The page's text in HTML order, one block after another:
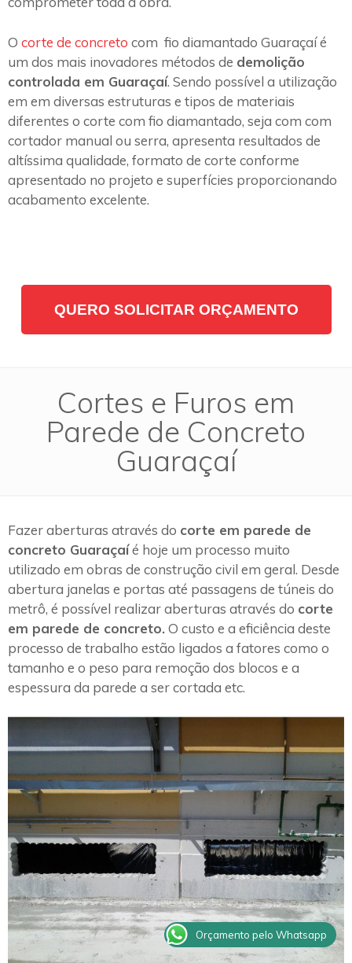
O corte de concreto com fio diamantado Guaraçaí é
um dos mais inovadores métodos de demolição
controlada em Guaraçaí. Sendo possível a utilização
em em diversas estruturas e tipos de materiais
diferentes o corte com fio diamantado, seja com com
cortador manual ou serra, apresenta resultados de
altíssima qualidade, formato de corte conforme
apresentado no projeto e superfícies proporcionando
acabamento excelente.
QUERO SOLICITAR ORÇAMENTO
Cortes e Furos em
Parede de Concreto
Guaraçaí
Fazer aberturas através do corte em parede de
concreto Guaraçaíé hoje um processo muito
utilizado em obras de construção civil em geral. Desde
abertura janelas e portas até passagens de túneis do
metrô, é possível realizar aberturas através do corte
em parede de concreto. O custo e a eficiência deste
processo de trabalho estão ligados a fatores como o
tamanho e o peso para remoção dos blocos e a
espessura da parede a ser cortada etc.
Orçamento pelo Whatsapp